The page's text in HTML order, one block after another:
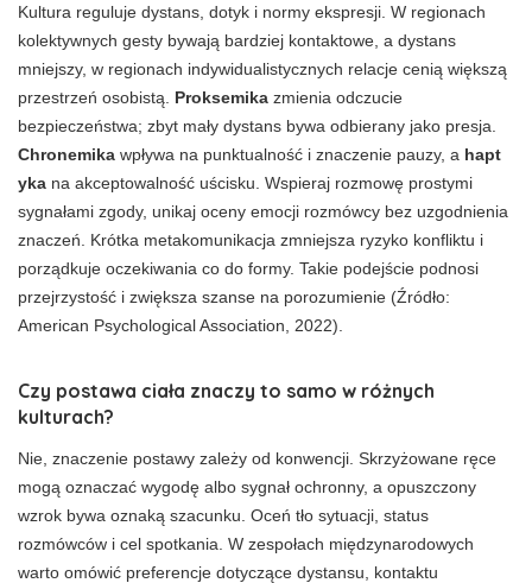
Kultura reguluje dystans, dotyk i normy ekspresji. W regionach
kolektywnych gesty bywają bardziej kontaktowe, a dystans
mniejszy, w regionach indywidualistycznych relacje cenią większą
przestrzeń osobistą. Proksemika zmienia odczucie
bezpieczeństwa; zbyt mały dystans bywa odbierany jako presja.
Chronemika wpływa na punktualność i znaczenie pauzy, a hapt
yka na akceptowalność uścisku. Wspieraj rozmowę prostymi
sygnałami zgody, unikaj oceny emocji rozmówcy bez uzgodnienia
znaczeń. Krótka metakomunikacja zmniejsza ryzyko konfliktu i
porządkuje oczekiwania co do formy. Takie podejście podnosi
przejrzystość i zwiększa szanse na porozumienie (Źródło:
American Psychological Association, 2022).
Czy postawa ciała znaczy to samo w różnych
kulturach?
Nie, znaczenie postawy zależy od konwencji. Skrzyżowane ręce
mogą oznaczać wygodę albo sygnał ochronny, a opuszczony
wzrok bywa oznaką szacunku. Oceń tło sytuacji, status
rozmówców i cel spotkania. W zespołach międzynarodowych
warto omówić preferencje dotyczące dystansu, kontaktu